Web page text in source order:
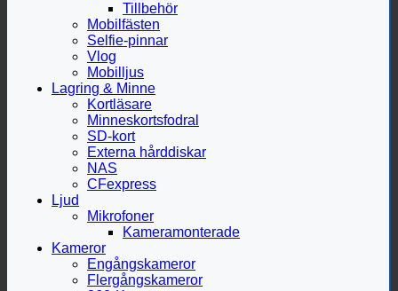
Tillbehör
Mobilfästen
Selfie-pinnar
Vlog
Mobilljus
Lagring & Minne
Kortläsare
Minneskortsfodral
SD-kort
Externa hårddiskar
NAS
CFexpress
Ljud
Mikrofoner
Kameramonterade
Kameror
Engångskameror
Flergångskameror